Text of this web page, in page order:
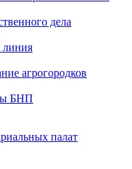
дела
линия
агрогородков
БНП
палат